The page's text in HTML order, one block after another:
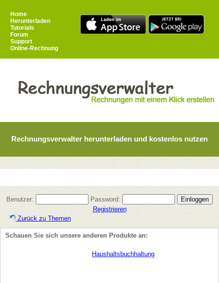
Home
Herunterladen
Tutorials
Forum
Support
Online-Rechnung
Rechnungsverwalter herunterladen und kostenlos nutzen
Benutzer:
Password:
Registrieren
Zurück zu Themen
Schauen Sie sich unsere anderen Produkte an:
Haushaltsbuchhaltung